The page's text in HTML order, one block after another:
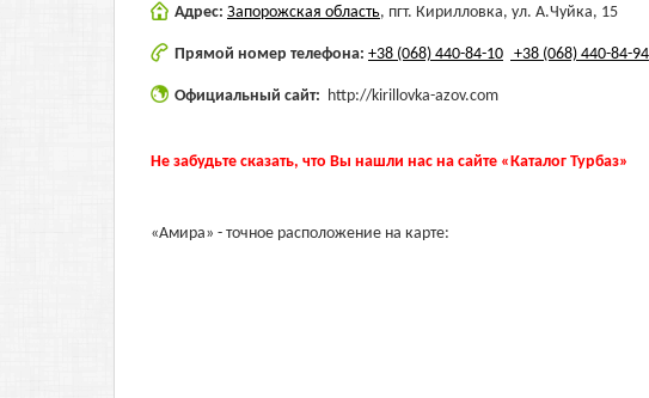
Адрес: Запорожская область, пгт. Кирилловка, ул. А.Чуйка, 15
Прямой номер телефона: +38 (068) 440-84-10 +38 (068) 440-84-94
Официальный сайт: http://kirillovka-azov.com
Не забудьте сказать, что Вы нашли нас на сайте «Каталог Турбаз»
«Амира» - точное расположение на карте: